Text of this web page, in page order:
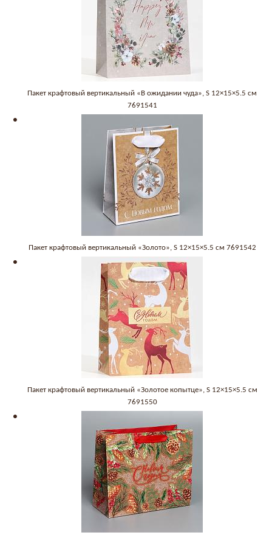
Пакет крафтовый вертикальный «В ожидании чуда», S 12×15×5.5 см
7691541
Пакет крафтовый вертикальный «Золото», S 12×15×5.5 см 7691542
Пакет крафтовый вертикальный «Золотое копытце», S 12×15×5.5 см
7691550